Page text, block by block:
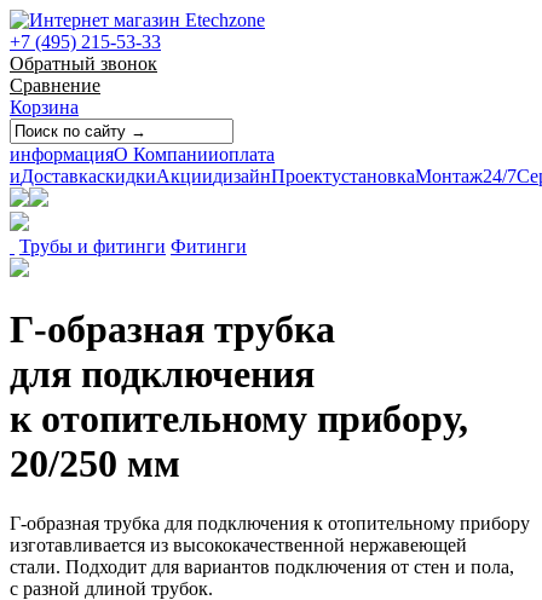
+7 (495) 215-53-33
Обратный звонок
Сравнение
Корзина
информацияО Компанииоплата
иДоставкаскидкиАкциидизайнПроектустановкаМонтаж24/7
Трубы и фитинги Фитинги
Г-образная трубка
для подключения
к отопительному прибору,
20/250 мм
Г-образная трубка для подключения к отопительному прибору
изготавливается из высококачественной нержавеющей
стали. Подходит для вариантов подключения от стен и пола,
с разной длиной трубок.